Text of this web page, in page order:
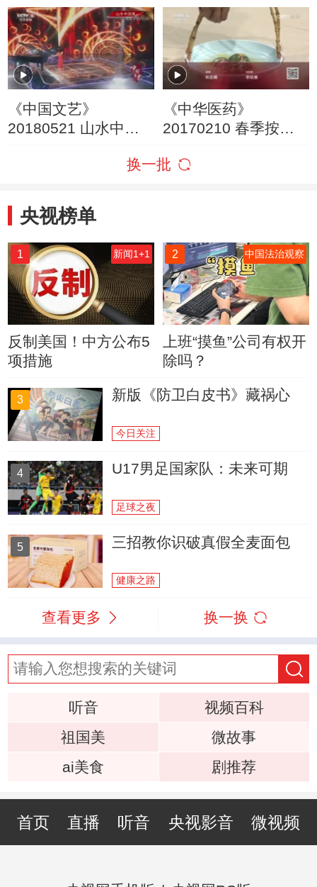
曲《壮族敬酒歌》 演
唱：弦子
《中国文艺》
20180521 山水中国
《中华医药》
20170210 春季按月
换一批
央视榜单
1 新闻1+1
反制美国！中方公布5
项措施
2 中国法治观察
上班“摸鱼”公司有权开
除吗？
3 新版《防卫白皮书》藏祸心
今日关注
4 U17男足国家队：未来可期
足球之夜
5 三招教你识破真假全麦面包
健康之路
查看更多 换一换
听音
视频百科
祖国美
微故事
ai美食
剧推荐
首页 直播 听音 央视影音 微视频